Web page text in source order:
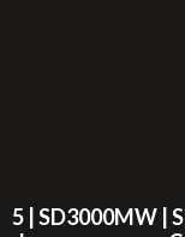
5 | SD3000MW |